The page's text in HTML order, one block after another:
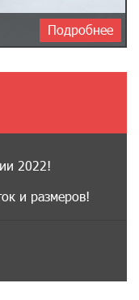
Подробнее
2022!
и размеров!